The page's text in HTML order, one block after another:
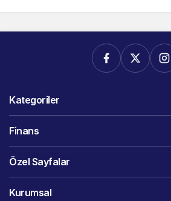
Kategoriler
Finans
Özel Sayfalar
Kurumsal